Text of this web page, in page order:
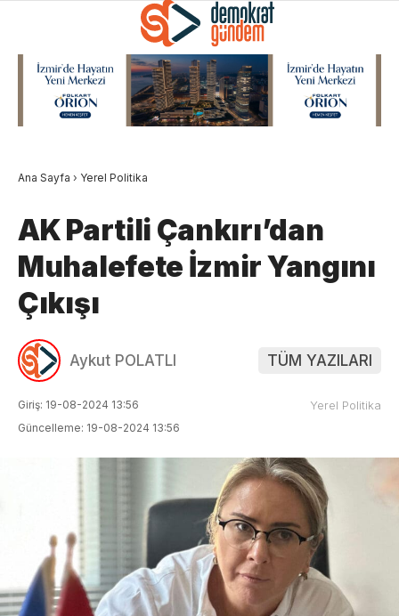
Ana Sayfa › Yerel Politika
AK Partili Çankırı’dan
Muhalefete İzmir Yangını
Çıkışı
Aykut POLATLI TÜM YAZILARI
Giriş: 19-08-2024 13:56
Güncelleme: 19-08-2024 13:56
Yerel Politika